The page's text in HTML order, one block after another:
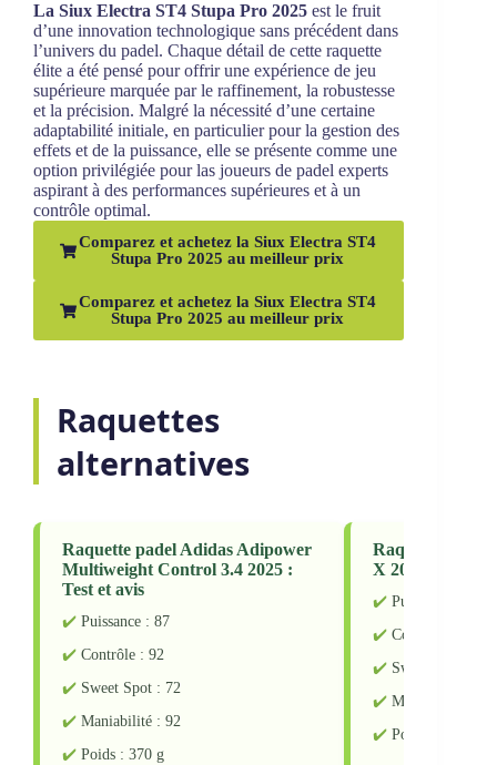
La Siux Electra ST4 Stupa Pro 2025 est le fruit
d’une innovation technologique sans précédent dans
l’univers du padel. Chaque détail de cette raquette
élite a été pensé pour offrir une expérience de jeu
supérieure marquée par le raffinement, la robustesse
et la précision. Malgré la nécessité d’une certaine
adaptabilité initiale, en particulier pour la gestion des
effets et de la puissance, elle se présente comme une
option privilégiée pour las joueurs de padel experts
aspirant à des performances supérieures et à un
contrôle optimal.
Comparez et achetez la Siux Electra ST4
Stupa Pro 2025 au meilleur prix
Comparez et achetez la Siux Electra ST4
Stupa Pro 2025 au meilleur prix
Raquettes
alternatives
Raquette padel Adidas Adipower
Multiweight Control 3.4 2025 :
Test et avis
Puissance : 87
Contrôle : 92
Sweet Spot : 72
Maniabilité : 92
Poids : 370 g
Raquette padel
X 2025 : Test et
Puissance : 88
Contrôle : 85
Sweet Spot : 78
Maniabilité : 86
Poids : 370 g